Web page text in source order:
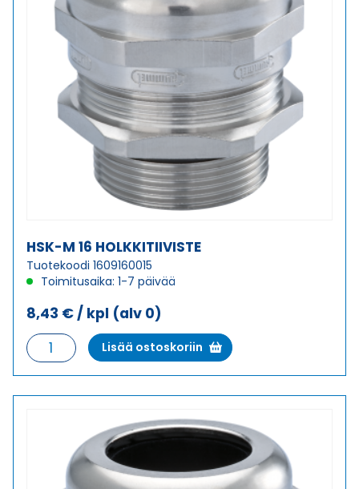
HSK-M 16 HOLKKITIIVISTE
Tuotekoodi 1609160015
Toimitusaika: 1-7 päivää
8,43 € / kpl (alv 0)
HSK-
M
16
Lisää ostoskoriin